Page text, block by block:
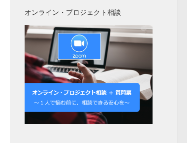
Twitter
オンライン・プロジェクト相談